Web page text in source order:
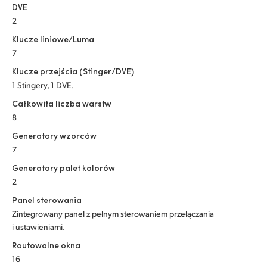
DVE
2
Klucze liniowe/Luma
7
Klucze przejścia (Stinger/DVE)
1 Stingery, 1 DVE.
Całkowita liczba warstw
8
Generatory wzorców
7
Generatory palet kolorów
2
Panel sterowania
Zintegrowany panel z pełnym sterowaniem przełączania
i ustawieniami.
Routowalne okna
16